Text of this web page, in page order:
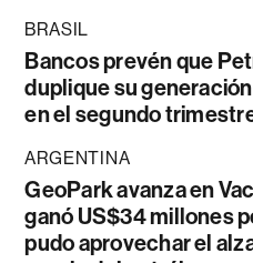
BRASIL
Bancos prevén que
duplique su
en el segundo
ARGENTINA
GeoPark avanza en
ganó US$34 millones
pudo aprovechar el